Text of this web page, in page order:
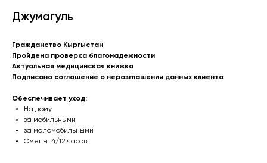
Джумагуль
Гражданство Кыргыстан
Пройдена проверка благонадежности
Актуальная медицинская книжка
Подписано соглашение о неразглашении данных клиента
Обеспечивает уход:
На дому
за мобильными
за маломобильными
Смены: 4/12 часов